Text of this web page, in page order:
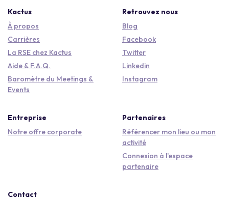
Kactus
À propos
Carrières
La RSE chez Kactus
Aide & F.A.Q.
Baromètre du Meetings &
Events
Retrouvez nous
Blog
Facebook
Twitter
Linkedin
Instagram
Entreprise
Notre offre corporate
Partenaires
Référencer mon lieu ou mon
activité
Connexion à l'espace
partenaire
Contact